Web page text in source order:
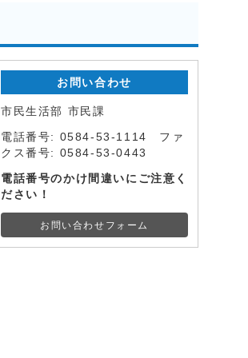
お問い合わせ
市民生活部 市民課
電話番号: 0584-53-1114 ファ
クス番号: 0584-53-0443
電話番号のかけ間違いにご注意く
ださい！
お問い合わせフォーム